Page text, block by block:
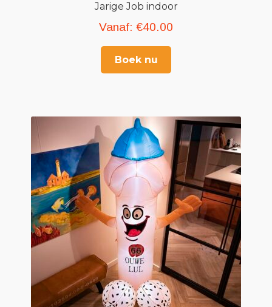
Jarige Job indoor
Vanaf: €40.00
Boek nu